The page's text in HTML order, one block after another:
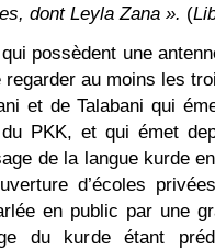
dont Leyla Zana ». (
possèdent une
au moins les
et de Talabani qui
PKK, et qui émet
de la langue kurde
d’écoles
en public par une
du kurde étant